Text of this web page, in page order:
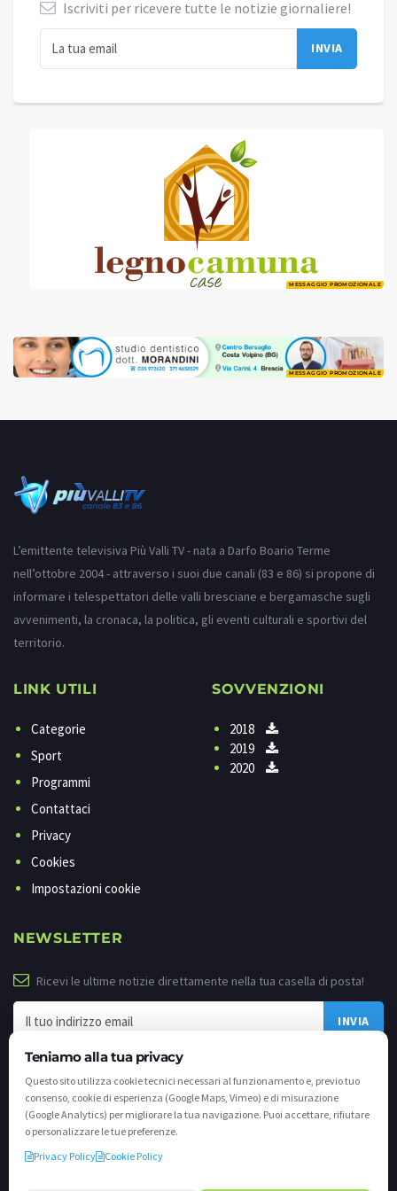
Teniamo alla tua privacy
Questo sito utilizza cookie tecnici necessari al funzionamento e, previo tuo
consenso, cookie di esperienza (Google Maps, Vimeo) e di misurazione
(Google Analytics) per migliorare la tua navigazione. Puoi accettare, rifiutare
o personalizzare le tue preferenze.
Privacy Policy
Cookie Policy
Iscriviti per ricevere tutte le notizie giornaliere!
MESSAGGIO PROMOZIONALE
MESSAGGIO PROMOZIONALE
L’emittente televisiva Più Valli TV - nata a Darfo Boario Terme
nell’ottobre 2004 - attraverso i suoi due canali (83 e 86) si propone di
informare i telespettatori delle valli bresciane e bergamasche sugli
avvenimenti, la cronaca, la politica, gli eventi culturali e sportivi del
territorio.
LINK UTILI
Categorie
Sport
Programmi
Contattaci
Privacy
Cookies
Impostazioni cookie
SOVVENZIONI
2018
2019
2020
NEWSLETTER
Ricevi le ultime notizie direttamente nella tua casella di posta!